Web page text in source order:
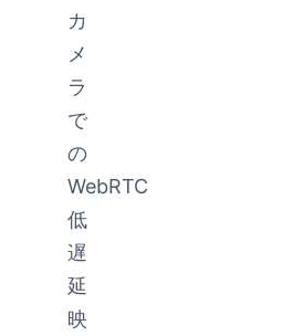
カ
メ
ラ
で
の
WebRTC
低
遅
延
映